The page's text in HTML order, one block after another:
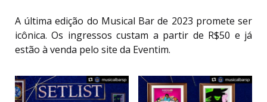
A última edição do Musical Bar de 2023 promete ser
icônica. Os ingressos custam a partir de R$50 e já
estão à venda pelo site da Eventim.